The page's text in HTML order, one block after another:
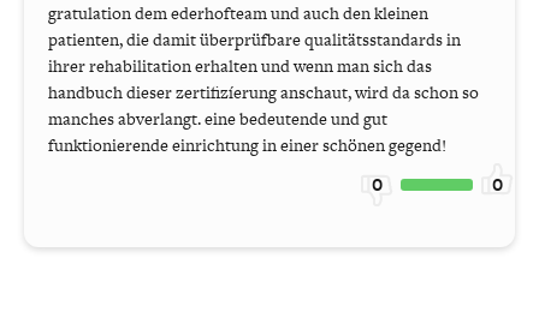
gratulation dem ederhofteam und auch den kleinen
patienten, die damit überprüfbare qualitätsstandards in
ihrer rehabilitation erhalten und wenn man sich das
handbuch dieser zertifizíerung anschaut, wird da schon so
manches abverlangt. eine bedeutende und gut
funktionierende einrichtung in einer schönen gegend!
0 0